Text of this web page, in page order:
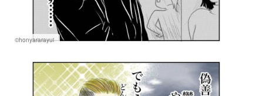
©honyararayui